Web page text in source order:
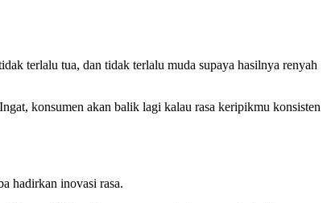
terlalu tua, dan tidak terlalu muda supaya hasilnya renyah
konsumen akan balik lagi kalau rasa keripikmu konsisten
hadirkan inovasi rasa.